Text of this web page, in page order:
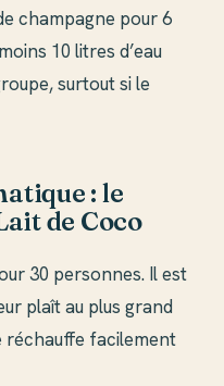
champagne pour 6
10 litres d’eau
surtout si le
: le
de Coco
30 personnes. Il est
plaît au plus grand
réchauffe facilement